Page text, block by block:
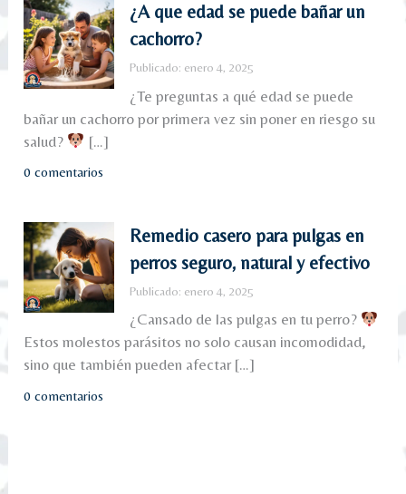
¿A que edad se puede bañar un
cachorro?
Publicado: enero 4, 2025
¿Te preguntas a qué edad se puede
bañar un cachorro por primera vez sin poner en riesgo su
salud?
[…]
0 comentarios
Remedio casero para pulgas en
perros seguro, natural y efectivo
Publicado: enero 4, 2025
¿Cansado de las pulgas en tu perro?
Estos molestos parásitos no solo causan incomodidad,
sino que también pueden afectar […]
0 comentarios